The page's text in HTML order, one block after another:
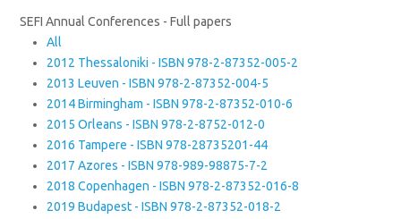
SEFI Annual Conferences - Full papers
All
2012 Thessaloniki - ISBN 978-2-87352-005-2
2013 Leuven - ISBN 978-2-87352-004-5
2014 Birmingham - ISBN 978-2-87352-010-6
2015 Orleans - ISBN 978-2-8752-012-0
2016 Tampere - ISBN 978-28735201-44
2017 Azores - ISBN 978-989-98875-7-2
2018 Copenhagen - ISBN 978-2-87352-016-8
2019 Budapest - ISBN 978-2-87352-018-2